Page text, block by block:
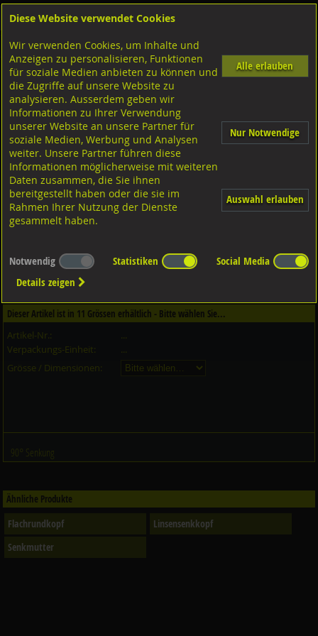
Shop Muttern Innengewinde
Hülsenmuttern Senkkopf 1.4305 rostfrei, Nr.7991
Dieser Artikel ist in 2Qualitäten erhältlich - Bitte wählen Sie...
Qualität / Oberfläche
Dieser Artikel ist in 11 Grössen erhältlich - Bitte wählen Sie...
Artikel-Nr.:
...
Verpackungs-Einheit:
...
Grösse / Dimensionen:
90° Senkung
Ähnliche Produkte
Flachrundkopf
Linsensenkkopf
Senkmutter
Diese Website verwendet Cookies
Wir verwenden Cookies, um Inhalte und
Anzeigen zu personalisieren, Funktionen
für soziale Medien anbieten zu können und
die Zugriffe auf unsere Website zu
analysieren. Ausserdem geben wir
Informationen zu Ihrer Verwendung
unserer Website an unsere Partner für
soziale Medien, Werbung und Analysen
weiter. Unsere Partner führen diese
Informationen möglicherweise mit weiteren
Daten zusammen, die Sie ihnen
bereitgestellt haben oder die sie im
Rahmen Ihrer Nutzung der Dienste
gesammelt haben.
Alle erlauben
Nur Notwendige
Auswahl erlauben
Notwendig Statistiken
Social Media
Details zeigen